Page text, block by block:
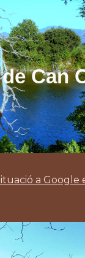
Can
a Google